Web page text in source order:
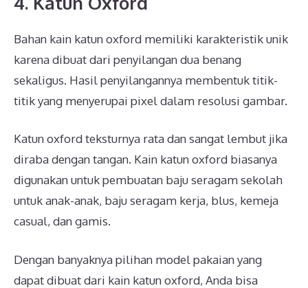
Bahan kain katun oxford memiliki karakteristik unik
karena dibuat dari penyilangan dua benang
sekaligus. Hasil penyilangannya membentuk titik-
titik yang menyerupai pixel dalam resolusi gambar.
Katun oxford teksturnya rata dan sangat lembut jika
diraba dengan tangan. Kain katun oxford biasanya
digunakan untuk pembuatan baju seragam sekolah
untuk anak-anak, baju seragam kerja, blus, kemeja
casual, dan gamis.
Dengan banyaknya pilihan model pakaian yang
dapat dibuat dari kain katun oxford, Anda bisa